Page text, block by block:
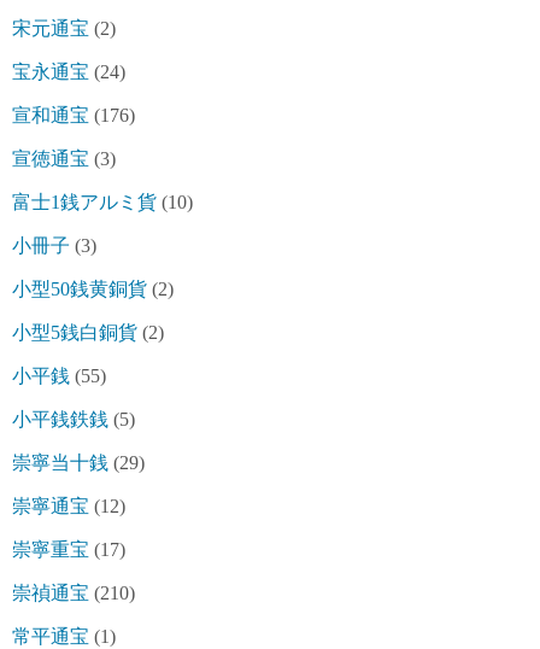
宋元通宝 (2)
宝永通宝 (24)
宣和通宝 (176)
宣徳通宝 (3)
富士1銭アルミ貨 (10)
小冊子 (3)
小型50銭黄銅貨 (2)
小型5銭白銅貨 (2)
小平銭 (55)
小平銭鉄銭 (5)
崇寧当十銭 (29)
崇寧通宝 (12)
崇寧重宝 (17)
崇禎通宝 (210)
常平通宝 (1)